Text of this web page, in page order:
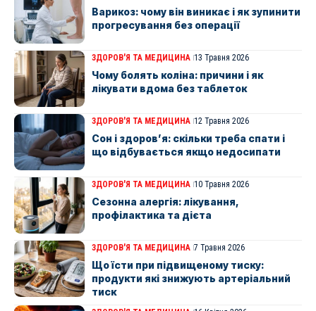
Варикоз: чому він виникає і як зупинити
прогресування без операції
ЗДОРОВ'Я ТА МЕДИЦИНА 13 Травня 2026
Чому болять коліна: причини і як
лікувати вдома без таблеток
ЗДОРОВ'Я ТА МЕДИЦИНА 12 Травня 2026
Сон і здоров’я: скільки треба спати і
що відбувається якщо недосипати
ЗДОРОВ'Я ТА МЕДИЦИНА 10 Травня 2026
Сезонна алергія: лікування,
профілактика та дієта
ЗДОРОВ'Я ТА МЕДИЦИНА 7 Травня 2026
Що їсти при підвищеному тиску:
продукти які знижують артеріальний
тиск